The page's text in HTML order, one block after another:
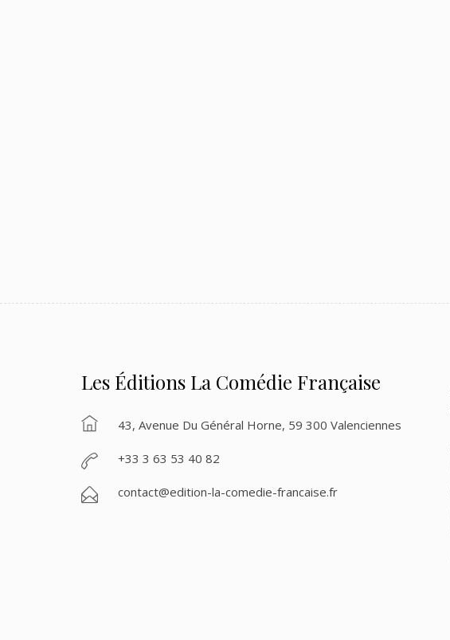
Les Éditions La Comédie Française
43, Avenue Du Général Horne, 59 300 Valenciennes
+33 3 63 53 40 82
contact@edition-la-comedie-francaise.fr